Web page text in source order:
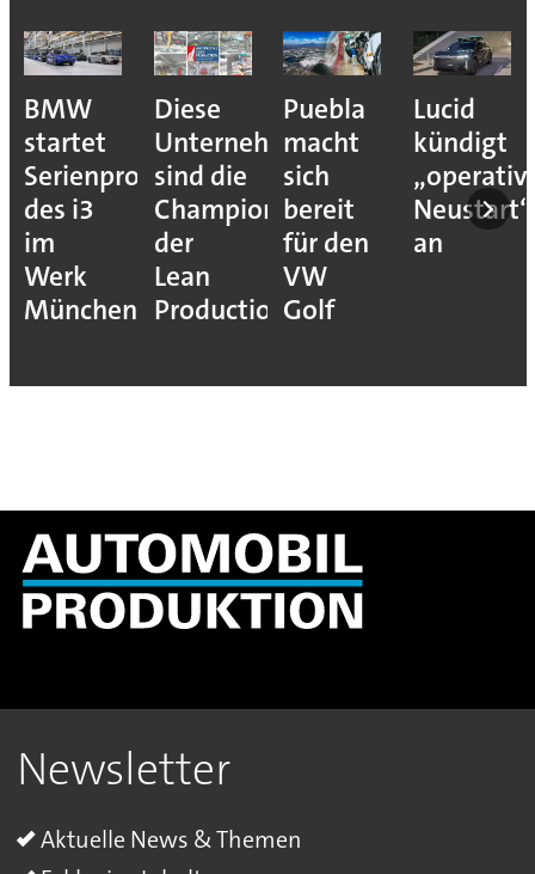
BMW
startet
Serienproduktion
des i3
im
Werk
München
Diese
Unternehmen
sind die
Champions
der
Lean
Production
Puebla
macht
sich
bereit
für den
VW
Golf
Lucid
kündigt
Neustart“
an
Newsletter
Aktuelle News & Themen